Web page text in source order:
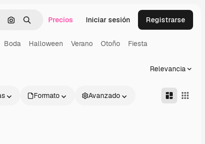
Buscar por imagen
BuscarPrecios Iniciar sesión Registrarse
Boda Halloween Verano Otoño Fiesta
Relevancia
Formato Avanzado